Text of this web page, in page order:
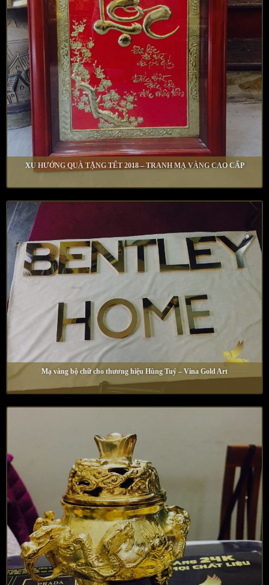
XU HƯỚNG QUÀ TẶNG TẾT 2018 – TRANH MẠ VÀNG CAO CẤP
Mạ vàng bộ chữ cho thương hiệu Hùng Tuý – Vina Gold Art